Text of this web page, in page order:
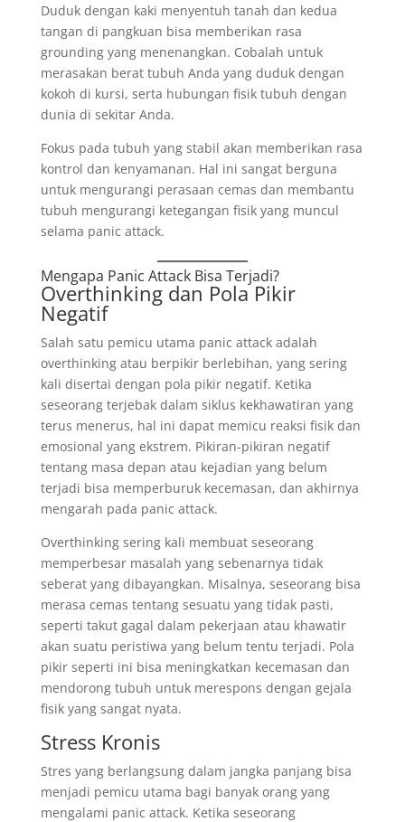
Duduk dengan kaki menyentuh tanah dan kedua
tangan di pangkuan bisa memberikan rasa
grounding yang menenangkan. Cobalah untuk
merasakan berat tubuh Anda yang duduk dengan
kokoh di kursi, serta hubungan fisik tubuh dengan
dunia di sekitar Anda.
Fokus pada tubuh yang stabil akan memberikan rasa
kontrol dan kenyamanan. Hal ini sangat berguna
untuk mengurangi perasaan cemas dan membantu
tubuh mengurangi ketegangan fisik yang muncul
selama panic attack.
Mengapa Panic Attack Bisa Terjadi?
Overthinking dan Pola Pikir
Negatif
Salah satu pemicu utama panic attack adalah
overthinking atau berpikir berlebihan, yang sering
kali disertai dengan pola pikir negatif. Ketika
seseorang terjebak dalam siklus kekhawatiran yang
terus menerus, hal ini dapat memicu reaksi fisik dan
emosional yang ekstrem. Pikiran-pikiran negatif
tentang masa depan atau kejadian yang belum
terjadi bisa memperburuk kecemasan, dan akhirnya
mengarah pada panic attack.
Overthinking sering kali membuat seseorang
memperbesar masalah yang sebenarnya tidak
seberat yang dibayangkan. Misalnya, seseorang bisa
merasa cemas tentang sesuatu yang tidak pasti,
seperti takut gagal dalam pekerjaan atau khawatir
akan suatu peristiwa yang belum tentu terjadi. Pola
pikir seperti ini bisa meningkatkan kecemasan dan
mendorong tubuh untuk merespons dengan gejala
fisik yang sangat nyata.
Stress Kronis
Stres yang berlangsung dalam jangka panjang bisa
menjadi pemicu utama bagi banyak orang yang
mengalami panic attack. Ketika seseorang